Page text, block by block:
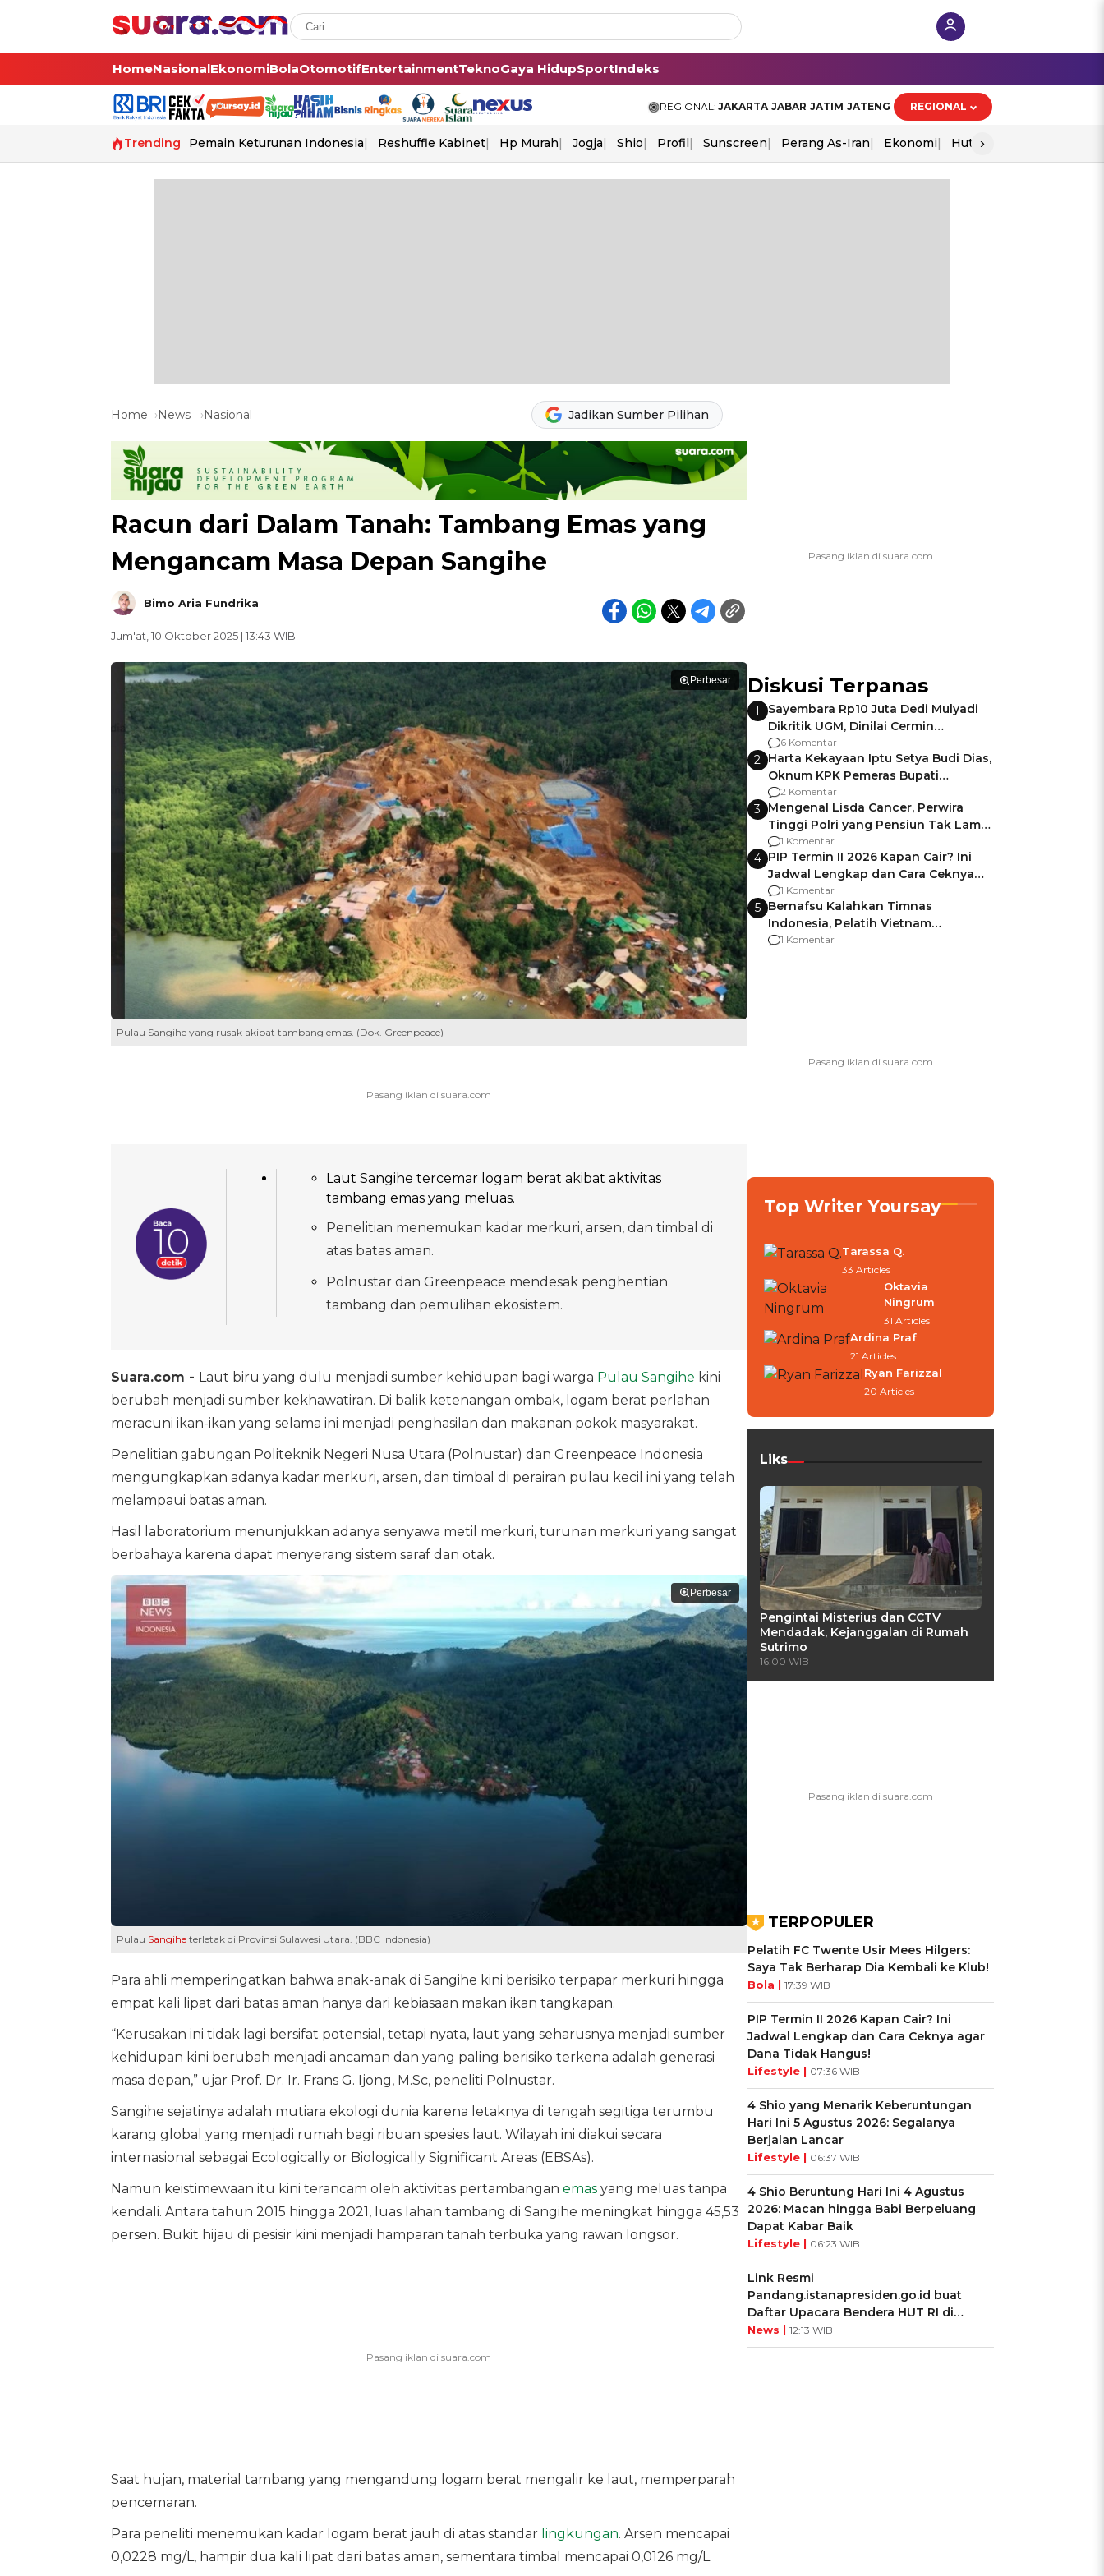
HomeNasionalEkonomiBolaOtomotifEntertainmentTeknoGaya HidupSportIndeks
REGIONAL: JAKARTA JABAR JATIM JATENG REGIONAL
Trending Pemain Keturunan Indonesia Reshuffle Kabinet Hp Murah Jogja Shio Profil Sunscreen Perang As-Iran Ekonomi Hut Ri
›
Home News Nasional Jadikan Sumber Pilihan
Racun dari Dalam Tanah: Tambang Emas yang
Mengancam Masa Depan Sangihe
Bimo Aria Fundrika
Jum'at, 10 Oktober 2025 | 13:43 WIB
Perbesar
Pulau Sangihe yang rusak akibat tambang emas. (Dok. Greenpeace)
Laut Sangihe tercemar logam berat akibat aktivitas
tambang emas yang meluas.
Penelitian menemukan kadar merkuri, arsen, dan timbal di
atas batas aman.
Polnustar dan Greenpeace mendesak penghentian
tambang dan pemulihan ekosistem.
Suara.com - Laut biru yang dulu menjadi sumber kehidupan bagi warga Pulau Sangihe kini
berubah menjadi sumber kekhawatiran. Di balik ketenangan ombak, logam berat perlahan
meracuni ikan-ikan yang selama ini menjadi penghasilan dan makanan pokok masyarakat.
Penelitian gabungan Politeknik Negeri Nusa Utara (Polnustar) dan Greenpeace Indonesia
mengungkapkan adanya kadar merkuri, arsen, dan timbal di perairan pulau kecil ini yang telah
melampaui batas aman.
Hasil laboratorium menunjukkan adanya senyawa metil merkuri, turunan merkuri yang sangat
berbahaya karena dapat menyerang sistem saraf dan otak.
Perbesar
Pulau Sangiheterletak di Provinsi Sulawesi Utara. (BBC Indonesia)
Para ahli memperingatkan bahwa anak-anak di Sangihe kini berisiko terpapar merkuri hingga
empat kali lipat dari batas aman hanya dari kebiasaan makan ikan tangkapan.
“Kerusakan ini tidak lagi bersifat potensial, tetapi nyata, laut yang seharusnya menjadi sumber
kehidupan kini berubah menjadi ancaman dan yang paling berisiko terkena adalah generasi
masa depan,” ujar Prof. Dr. Ir. Frans G. Ijong, M.Sc, peneliti Polnustar.
Sangihe sejatinya adalah mutiara ekologi dunia karena letaknya di tengah segitiga terumbu
karang global yang menjadi rumah bagi ribuan spesies laut. Wilayah ini diakui secara
internasional sebagai Ecologically or Biologically Significant Areas (EBSAs).
Namun keistimewaan itu kini terancam oleh aktivitas pertambangan emasyang meluas tanpa
kendali. Antara tahun 2015 hingga 2021, luas lahan tambang di Sangihe meningkat hingga 45,53
persen. Bukit hijau di pesisir kini menjadi hamparan tanah terbuka yang rawan longsor.
Saat hujan, material tambang yang mengandung logam berat mengalir ke laut, memperparah
pencemaran.
Para peneliti menemukan kadar logam berat jauh di atas standar lingkungan. Arsen mencapai
0,0228 mg/L, hampir dua kali lipat dari batas aman, sementara timbal mencapai 0,0126 mg/L.
Diskusi Terpanas
1
Sayembara Rp10 Juta Dedi Mulyadi
Dikritik UGM, Dinilai Cermin
Gagalnya Negara Jamin Keamanan
6 Komentar
2 Harta Kekayaan Iptu Setya Budi Dias,
Oknum KPK Pemeras Bupati
Pemalang
2 Komentar
3 Mengenal Lisda Cancer, Perwira
Tinggi Polri yang Pensiun Tak Lama
Usai Jadi Brigjen
1 Komentar
4 PIP Termin II 2026 Kapan Cair? Ini
Jadwal Lengkap dan Cara Ceknya
agar Dana Tidak Hangus!
1 Komentar
5 Bernafsu Kalahkan Timnas
Indonesia, Pelatih Vietnam
Berencana Pakai Jimat di Pakansari
1 Komentar
Top Writer Yoursay
Tarassa Q.
33 Articles
Oktavia
Ningrum
31 Articles
Ardina Praf
21 Articles
Ryan Farizzal
20 Articles
Liks
Pengintai Misterius dan CCTV
Mendadak, Kejanggalan di Rumah
Sutrimo
16:00 WIB
TERPOPULER
Pelatih FC Twente Usir Mees Hilgers:
Saya Tak Berharap Dia Kembali ke Klub!
Bola | 17:39 WIB
PIP Termin II 2026 Kapan Cair? Ini
Jadwal Lengkap dan Cara Ceknya agar
Dana Tidak Hangus!
Lifestyle | 07:36 WIB
4 Shio yang Menarik Keberuntungan
Hari Ini 5 Agustus 2026: Segalanya
Berjalan Lancar
Lifestyle | 06:37 WIB
4 Shio Beruntung Hari Ini 4 Agustus
2026: Macan hingga Babi Berpeluang
Dapat Kabar Baik
Lifestyle | 06:23 WIB
Link Resmi
Pandang.istanapresiden.go.id buat
Daftar Upacara Bendera HUT RI di
Istana Negara
News | 12:13 WIB